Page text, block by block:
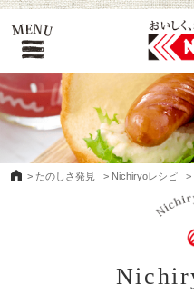
> たのしさ発見 > Nichiryoレシピ >